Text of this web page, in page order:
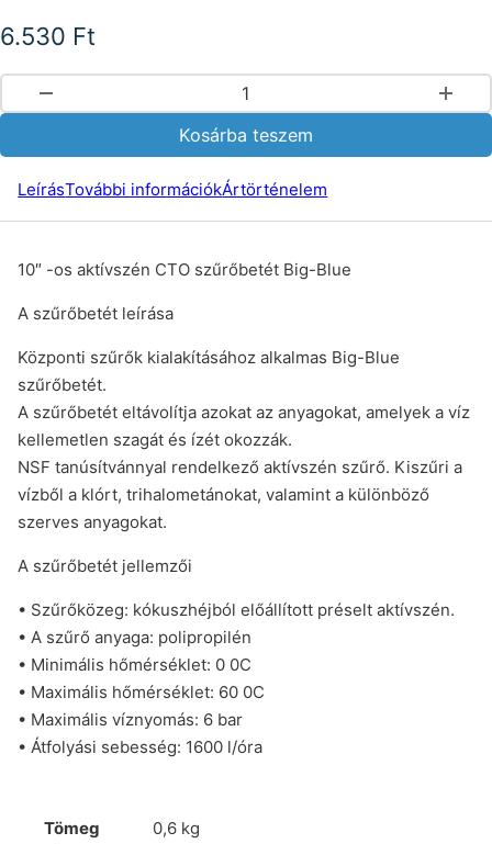
6.530 Ft
10" -os aktívszén CTO szűrőbetét Big-Blue mennyiség
Kosárba teszem
LeírásTovábbi információkÁrtörténelem
10″ -os aktívszén CTO szűrőbetét Big-Blue
A szűrőbetét leírása
Központi szűrők kialakításához alkalmas Big-Blue
szűrőbetét.
A szűrőbetét eltávolítja azokat az anyagokat, amelyek a víz
kellemetlen szagát és ízét okozzák.
NSF tanúsítvánnyal rendelkező aktívszén szűrő. Kiszűri a
vízből a klórt, trihalometánokat, valamint a különböző
szerves anyagokat.
A szűrőbetét jellemzői
• Szűrőközeg: kókuszhéjból előállított préselt aktívszén.
• A szűrő anyaga: polipropilén
• Minimális hőmérséklet: 0 0C
• Maximális hőmérséklet: 60 0C
• Maximális víznyomás: 6 bar
• Átfolyási sebesség: 1600 l/óra
Tömeg
0,6 kg